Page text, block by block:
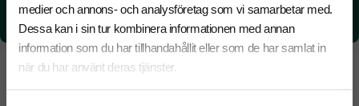
medier och annons- och analysföretag som vi samarbetar med.
Dessa kan i sin tur kombinera informationen med annan
information som du har tillhandahållit eller som de har samlat in
när du har använt deras tjänster.
CO₂e -avtryck:
2.70 kg CO₂e / per styck